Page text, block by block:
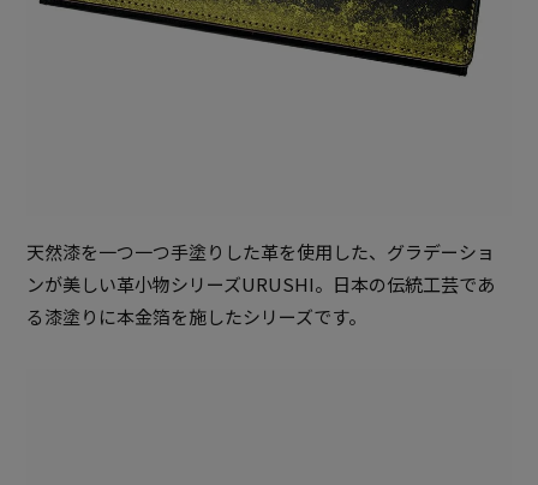
天然漆を一つ一つ手塗りした革を使用した、グラデーショ
ンが美しい革小物シリーズURUSHI。日本の伝統工芸であ
る漆塗りに本金箔を施したシリーズです。